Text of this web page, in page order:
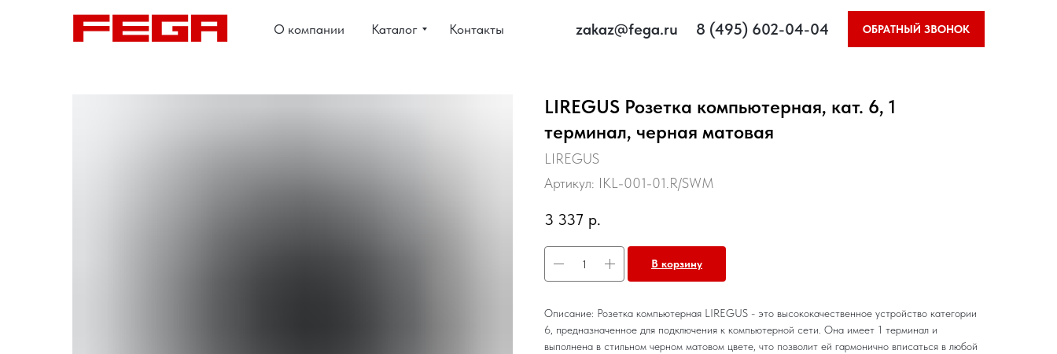
ОБРАТНЫЙ ЗВОНОК
zakaz@fega.ru
Контакты
О компании Каталог 8 (495) 602-04-04
LIREGUS Розетка компьютерная, кат. 6, 1
терминал, черная матовая
LIREGUS
Артикул: IKL-001-01.R/SWM
3 337 р.
В корзину
Описание: Розетка компьютерная LIREGUS - это высококачественное устройство категории
6, предназначенное для подключения к компьютерной сети. Она имеет 1 терминал и
выполнена в стильном черном матовом цвете, что позволит ей гармонично вписаться в любой